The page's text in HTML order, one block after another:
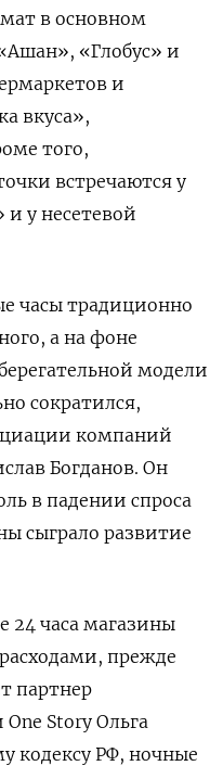
в основном
«Глобус» и
и
вкуса»,
того,
встречаются у
у несетевой
часы традиционно
а на фоне
модели
сократился,
компаний
Богданов. Он
в падении спроса
сыграло развитие
24 часа магазины
прежде
партнер
Story Ольга
кодексу РФ, ночные